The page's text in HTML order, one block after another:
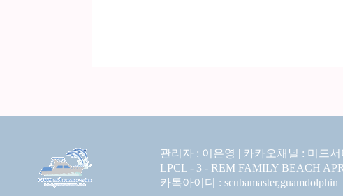
관리자 : 이은영 | 카카오채널 : 미드
LPCL - 3 - REM FAMILY BEACH
카톡아이디 :